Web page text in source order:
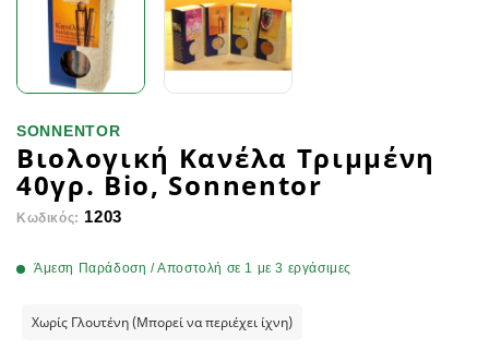
SONNENTOR
Βιολογική Κανέλα Τριμμένη
40γρ. Bio, Sonnentor
Κωδικός: 1203
Άμεση Παράδοση / Αποστολή σε 1 με 3 εργάσιμες
Χωρίς Γλουτένη (Μπορεί να περιέχει ίχνη)